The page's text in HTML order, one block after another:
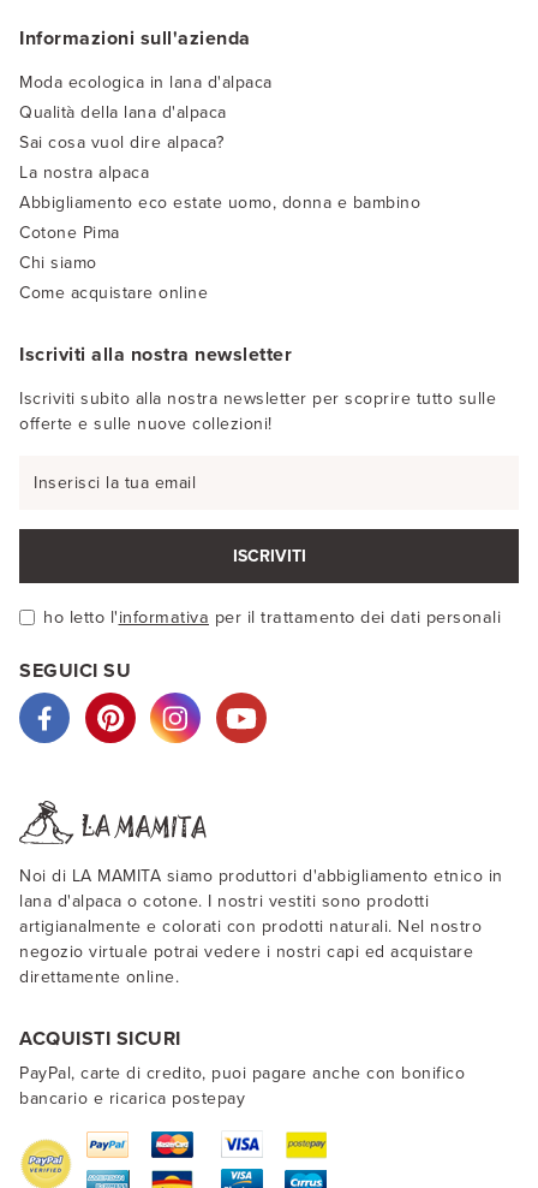
Informazioni sull'azienda
Moda ecologica in lana d'alpaca
Qualità della lana d'alpaca
Sai cosa vuol dire alpaca?
La nostra alpaca
Abbigliamento eco estate uomo, donna e bambino
Cotone Pima
Chi siamo
Come acquistare online
Iscriviti alla nostra newsletter
Iscriviti subito alla nostra newsletter per scoprire tutto sulle
offerte e sulle nuove collezioni!
ISCRIVITI
ho letto l'informativa per il trattamento dei dati personali
SEGUICI SU
Noi di LA MAMITA siamo produttori d'abbigliamento etnico in
lana d'alpaca o cotone. I nostri vestiti sono prodotti
artigianalmente e colorati con prodotti naturali. Nel nostro
negozio virtuale potrai vedere i nostri capi ed acquistare
direttamente online.
ACQUISTI SICURI
PayPal, carte di credito, puoi pagare anche con bonifico
bancario e ricarica postepay